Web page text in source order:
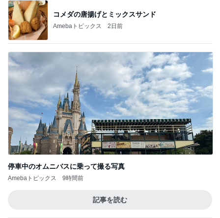
コメダの唐揚げとミックスサンド
Amebaトピックス 2日前
停車中のオムニバスに乗って撮る写真
Amebaトピックス 9時間前
記事を読む